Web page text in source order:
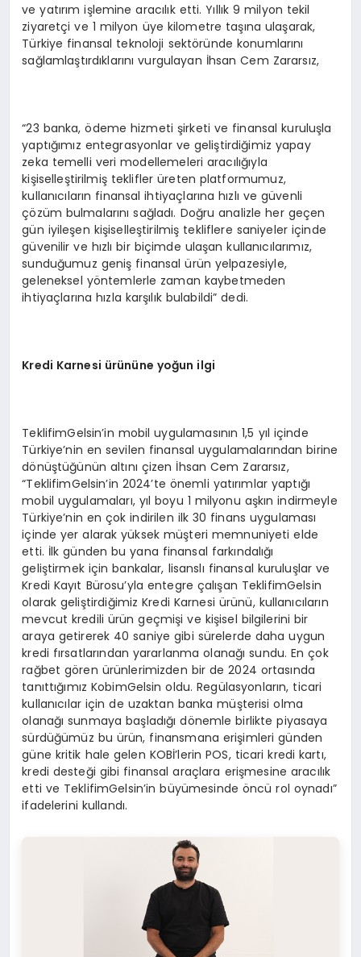
ve yatırım işlemine aracılık etti. Yıllık 9 milyon tekil
ziyaretçi ve 1 milyon üye kilometre taşına ulaşarak,
Türkiye finansal teknoloji sektöründe konumlarını
sağlamlaştırdıklarını vurgulayan İhsan Cem Zararsız,
“23 banka, ödeme hizmeti şirketi ve finansal kuruluşla
yaptığımız entegrasyonlar ve geliştirdiğimiz yapay
zeka temelli veri modellemeleri aracılığıyla
kişiselleştirilmiş teklifler üreten platformumuz,
kullanıcıların finansal ihtiyaçlarına hızlı ve güvenli
çözüm bulmalarını sağladı. Doğru analizle her geçen
gün iyileşen kişiselleştirilmiş tekliflere saniyeler içinde
güvenilir ve hızlı bir biçimde ulaşan kullanıcılarımız,
sunduğumuz geniş finansal ürün yelpazesiyle,
geleneksel yöntemlerle zaman kaybetmeden
ihtiyaçlarına hızla karşılık bulabildi” dedi.
Kredi Karnesi ürününe yoğun ilgi
TeklifimGelsin’in mobil uygulamasının 1,5 yıl içinde
Türkiye’nin en sevilen finansal uygulamalarından birine
dönüştüğünün altını çizen İhsan Cem Zararsız,
“TeklifimGelsin’in 2024’te önemli yatırımlar yaptığı
mobil uygulamaları, yıl boyu 1 milyonu aşkın indirmeyle
Türkiye’nin en çok indirilen ilk 30 finans uygulaması
içinde yer alarak yüksek müşteri memnuniyeti elde
etti. İlk günden bu yana finansal farkındalığı
geliştirmek için bankalar, lisanslı finansal kuruluşlar ve
Kredi Kayıt Bürosu’yla entegre çalışan TeklifimGelsin
olarak geliştirdiğimiz Kredi Karnesi ürünü, kullanıcıların
mevcut kredili ürün geçmişi ve kişisel bilgilerini bir
araya getirerek 40 saniye gibi sürelerde daha uygun
kredi fırsatlarından yararlanma olanağı sundu. En çok
rağbet gören ürünlerimizden bir de 2024 ortasında
tanıttığımız KobimGelsin oldu. Regülasyonların, ticari
kullanıcılar için de uzaktan banka müşterisi olma
olanağı sunmaya başladığı dönemle birlikte piyasaya
sürdüğümüz bu ürün, finansmana erişimleri günden
güne kritik hale gelen KOBİ’lerin POS, ticari kredi kartı,
kredi desteği gibi finansal araçlara erişmesine aracılık
etti ve TeklifimGelsin’in büyümesinde öncü rol oynadı”
ifadelerini kullandı.